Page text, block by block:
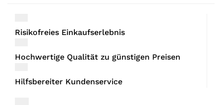
Risikofreies Einkaufserlebnis
Hochwertige Qualität zu günstigen Preisen
Hilfsbereiter Kundenservice